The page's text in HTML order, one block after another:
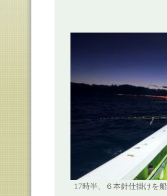
17時半、６本針仕掛けを